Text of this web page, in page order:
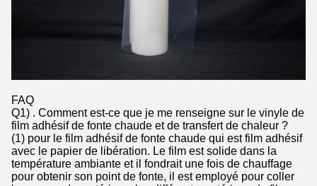
FAQ
Q1) . Comment est-ce que je me renseigne sur le vinyle de
film adhésif de fonte chaude et de transfert de chaleur ?
(1) pour le film adhésif de fonte chaude qui est film adhésif
avec le papier de libération. Le film est solide dans la
température ambiante et il fondrait une fois de chauffage
pour obtenir son point de fonte, il est employé pour coller